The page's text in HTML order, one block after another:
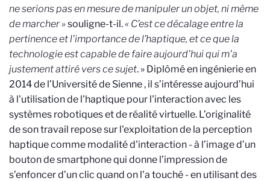
ne serions pas en mesure de manipuler un objet, ni même
de marcher»souligne-t-il.« C’est ce décalage entre la
pertinence et l'importance de l’haptique, et ce que la
technologie est capable de faire aujourd'hui qui m'a
justement attiré vers ce sujet. » Diplômé en ingénierie en
2014 de l’Université de Sienne , il s’intéresse aujourd’hui
à l'utilisation de l'haptique pour l'interaction avec les
systèmes robotiques et de réalité virtuelle. L’originalité
de son travail repose sur l'exploitation de la perception
haptique comme modalité d'interaction - à l’image d’un
bouton de smartphone qui donne l’impression de
s’enfoncer d’un clic quand on l'a touché - en utilisant des